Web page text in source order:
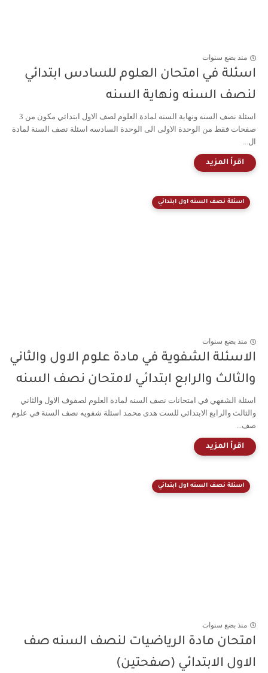
منذ بضع سنوات
اسئلة في امتحان العلوم للسادس ابتدائي
لنصف السنه ونهاية السنه
اسئلة نصف السنه ونهاية السنه لمادة العلوم لصف الاول ابتدائي مكون من 3
صفحات فقط من الوحدة الاولى الى الوحدة السادسه اسئلة نصف السنة لمادة
ال...
اسئلة نصف السنه اول ابتدائي
منذ بضع سنوات
الاسئلة الشفوية في مادة علوم الاول والثاني
والثالث والرابع ابتدائي لامتحان نصف السنه
اسئلة الشفهي في امتحانات نصف السنه لمادة العلوم لصفوف الاول والثاني
والثالث والرابع الابتدائي للست هدى محمد اسئلة شفويه نصف السنة في علوم
صف...
اسئلة نصف السنه اول ابتدائي
منذ بضع سنوات
امتحان مادة الرياضيات لنصف السنه صف
الاول الابتدائي (صفحتين)